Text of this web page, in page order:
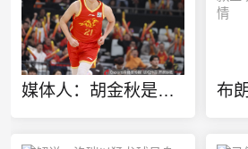
媒体人：胡金秋是否会离队还不确定 广厦收到一些报价 且金额不低